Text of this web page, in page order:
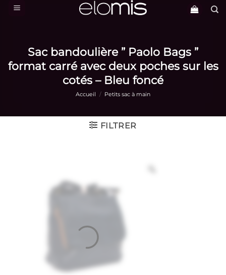
Passer
Sac bandoulière ” Paolo Bags ”
format carré avec deux poches sur les
cotés – Bleu foncé
Accueil / Petits sac à main
FILTRER